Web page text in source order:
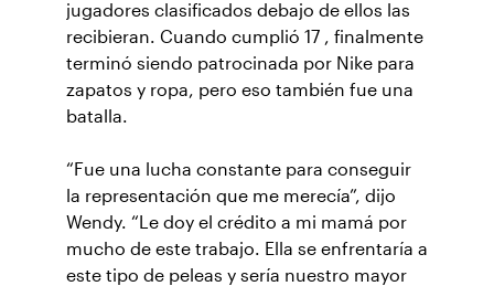
jugadores clasificados debajo de ellos las
recibieran. Cuando cumplió 17 , finalmente
terminó siendo patrocinada por Nike para
zapatos y ropa, pero eso también fue una
batalla.
“Fue una lucha constante para conseguir
la representación que me merecía”, dijo
Wendy. “Le doy el crédito a mi mamá por
mucho de este trabajo. Ella se enfrentaría a
este tipo de peleas y sería nuestro mayor